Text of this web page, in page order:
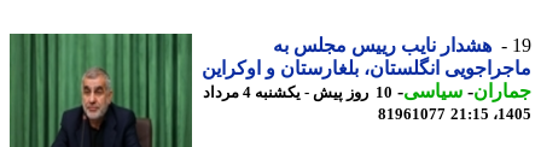
هشدار نایب رییس مجلس به
انگلستان، بلغارستان و اوکراین
- سیاسی-
10 روز پیش - یکشنبه 4 مرداد
81961077